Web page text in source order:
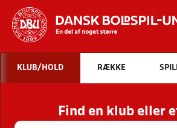
STILLINGER, RESULTATER,
HOLD
KLUB/HOLD RÆKKE
Find en klub eller